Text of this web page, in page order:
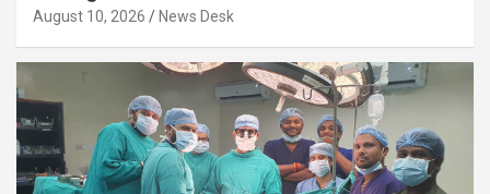
August 10, 2026 News Desk